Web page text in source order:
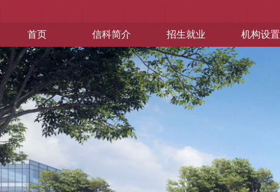
首页 信科简介 招生就业 机构设置